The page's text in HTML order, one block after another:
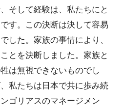
そして経験は、私たちにと
す。この決断は決して容易
した。家族の事情により、
とを決断しました。家族と
は無視できないものでし
私たちは日本で共に歩み続
ゴリアスのマネージメン